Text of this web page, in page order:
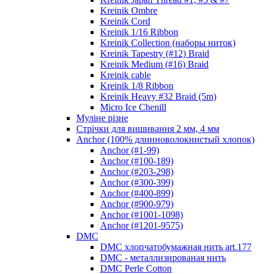
Kreinik Ombre
Kreinik Cord
Kreinik 1/16 Ribbon
Kreinik Collection (наборы ниток)
Kreinik Tapestry (#12) Braid
Kreinik Medium (#16) Braid
Kreinik cable
Kreinik 1/8 Ribbon
Kreinik Heavy #32 Braid (5m)
Micro Ice Chenill
Муліне різне
Стрічки для вишивання 2 мм, 4 мм
Anchor (100% длинноволокнистый хлопок)
Anchor (#1-99)
Anchor (#100-189)
Anchor (#203-298)
Anchor (#300-399)
Anchor (#400-899)
Anchor (#900-979)
Anchor (#1001-1098)
Anchor (#1201-9575)
DMC
DMC хлопчатобумажная нить art.177
DMC - металлизированая нить
DMC Perle Cotton